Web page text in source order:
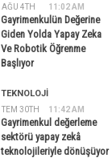
AĞU 4TH 11:02 AM
Gayrimenkulün Değerine
Giden Yolda Yapay Zeka
Ve Robotik Öğrenme
Başlıyor
TEM 30TH 11:42 AM
TEKNOLOJİ
Gayrimenkul değerleme
sektörü yapay zekâ
teknolojileriyle dönüşüyor